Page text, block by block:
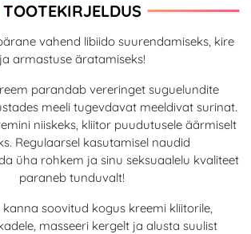
TOOTEKIRJELDUS
vahend libiido suurendamiseks, kire
ja armastuse äratamiseks!
parandab vereringet suguelundite
meeli tugevdavat meeldivat surinat.
niiskeks, kliitor puudutusele äärmiselt
Regulaarsel kasutamisel naudid
üha rohkem ja sinu seksuaalelu kvaliteet
paraneb tunduvalt!
soovitud kogus kreemi kliitorile,
masseeri kergelt ja alusta suulist